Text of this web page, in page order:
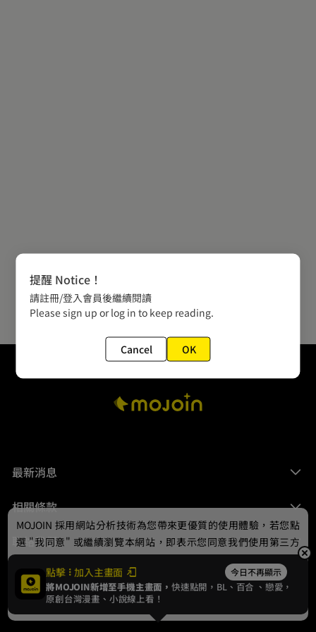
最新消息
相關條款
聯絡我們
© 2024 gamania Digital Entertainment Co., Ltd.
點擊 加入主畫面 今日不再顯示
將MOJOIN新增至手機主畫面，快速點開，BL、 百合 、戀愛，
原創台灣漫畫、小說線上看！
MOJOIN 採用網站分析技術為您帶來更優質的使用體驗，若您點
選 "我同意" 或繼續瀏覽本網站，即表示您同意我們使用第三方
Cookie，欲瞭解更多資訊請見隱私權政策。
我同意
提醒 Notice！
請註冊/登入會員後繼續閱讀
Please sign up or log in to keep reading.
Cancel OK